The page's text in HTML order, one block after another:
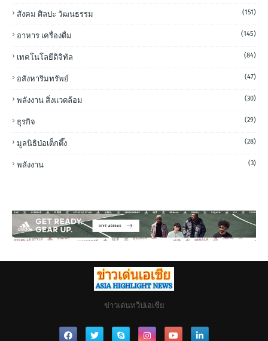
สังคม ศิลปะ วัฒนธรรม (151)
อาหาร เครื่องดื่ม (145)
เทคโนโลยีดิจิทัล (84)
อสังหาริมทรัพย์ (47)
พลังงาน สิ่งแวดล้อม (30)
ธุรกิจ (29)
มูลนิธิป่อเต็กตึ๊ง (28)
พลังงาน (3)
ข่าวเด่นทวีปเอเชีย